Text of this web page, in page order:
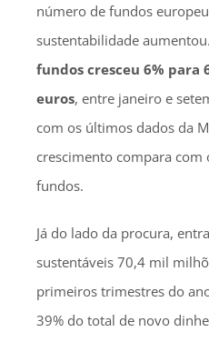
número de fundos
sustentabilidade
fundos cresceu 6% para
euros, entre janeiro e
com os últimos dados da
crescimento compara com
fundos.
Já do lado da procura,
sustentáveis 70,4 mil
primeiros trimestres do
39% do total de novo